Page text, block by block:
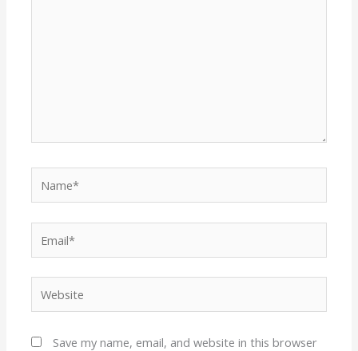
Website
Save my name, email, and website in this browser